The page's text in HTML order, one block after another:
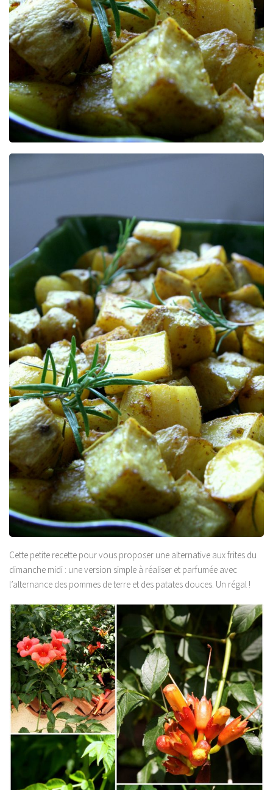
Cette petite recette pour vous proposer une alternative aux frites du
dimanche midi : une version simple à réaliser et parfumée avec
l’alternance des pommes de terre et des patates douces. Un régal !